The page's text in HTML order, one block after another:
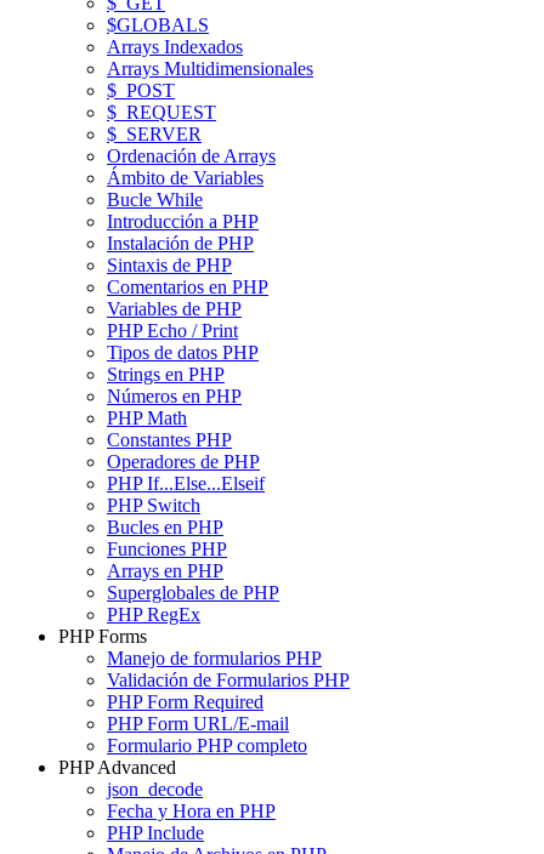
$GLOBALS
Arrays Indexados
Arrays Multidimensionales
$_POST
$_REQUEST
$_SERVER
Ordenación de Arrays
Ámbito de Variables
Bucle While
Introducción a PHP
Instalación de PHP
Sintaxis de PHP
Comentarios en PHP
Variables de PHP
PHP Echo / Print
Tipos de datos PHP
Strings en PHP
Números en PHP
PHP Math
Constantes PHP
Operadores de PHP
PHP If...Else...Elseif
PHP Switch
Bucles en PHP
Funciones PHP
Arrays en PHP
Superglobales de PHP
PHP RegEx
PHP Forms
Manejo de formularios PHP
Validación de Formularios PHP
PHP Form Required
PHP Form URL/E-mail
Formulario PHP completo
PHP Advanced
json_decode
Fecha y Hora en PHP
PHP Include